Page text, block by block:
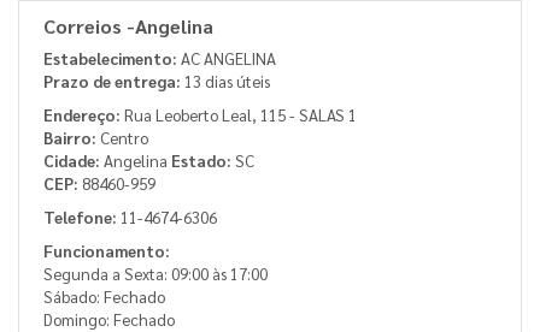
Correios -Angelina
Estabelecimento: AC ANGELINA
Prazo de entrega: 13 dias úteis
Endereço: Rua Leoberto Leal, 115 - SALAS 1
Bairro: Centro
Cidade: Angelina Estado: SC
CEP: 88460-959
Telefone: 11-4674-6306
Funcionamento:
Segunda a Sexta: 09:00 às 17:00
Sábado: Fechado
Domingo: Fechado